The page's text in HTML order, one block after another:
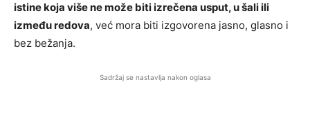
istine koja više ne može biti izrečena usput, u šali ili
između redova, već mora biti izgovorena jasno, glasno i
bez bežanja.
Sadržaj se nastavlja nakon oglasa